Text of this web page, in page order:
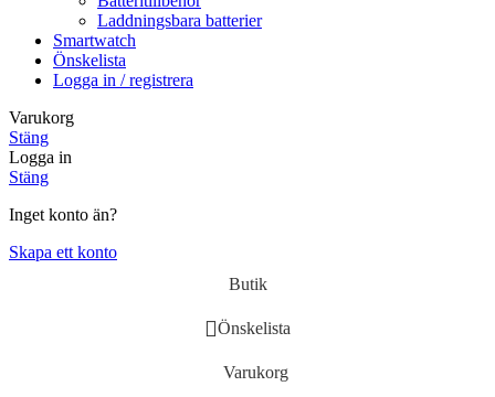
Laddningsbara batterier
Smartwatch
Önskelista
Logga in / registrera
Varukorg
Stäng
Logga in
Stäng
Inget konto än?
Skapa ett konto
Butik
Önskelista
Varukorg